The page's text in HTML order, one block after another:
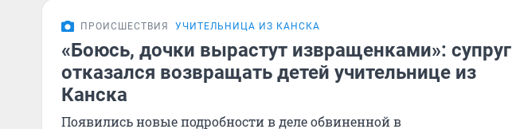
ПРОИСШЕСТВИЯ УЧИТЕЛЬНИЦА ИЗ КАНСКА
«Боюсь, дочки вырастут извращенками»: супруг
отказался возвращать детей учительнице из
Канска
Появились новые подробности в деле обвиненной в